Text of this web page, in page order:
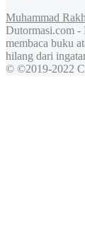
Muhammad
Dutormasi.com -
membaca buku
hilang dari
© ©2019-2022